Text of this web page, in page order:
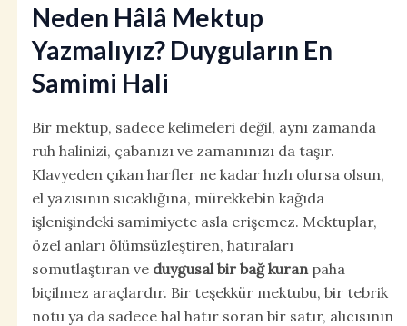
Neden Hâlâ Mektup
Yazmalıyız? Duyguların En
Samimi Hali
Bir mektup, sadece kelimeleri değil, aynı zamanda
ruh halinizi, çabanızı ve zamanınızı da taşır.
Klavyeden çıkan harfler ne kadar hızlı olursa olsun,
el yazısının sıcaklığına, mürekkebin kağıda
işlenişindeki samimiyete asla erişemez. Mektuplar,
özel anları ölümsüzleştiren, hatıraları
somutlaştıran ve duygusal bir bağ kuranpaha
biçilmez araçlardır. Bir teşekkür mektubu, bir tebrik
notu ya da sadece hal hatır soran bir satır, alıcısının